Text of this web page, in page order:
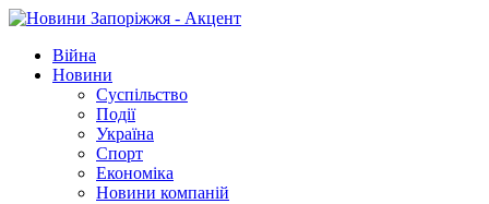
Війна
Новини
Суспільство
Події
Україна
Спорт
Економіка
Новини компаній